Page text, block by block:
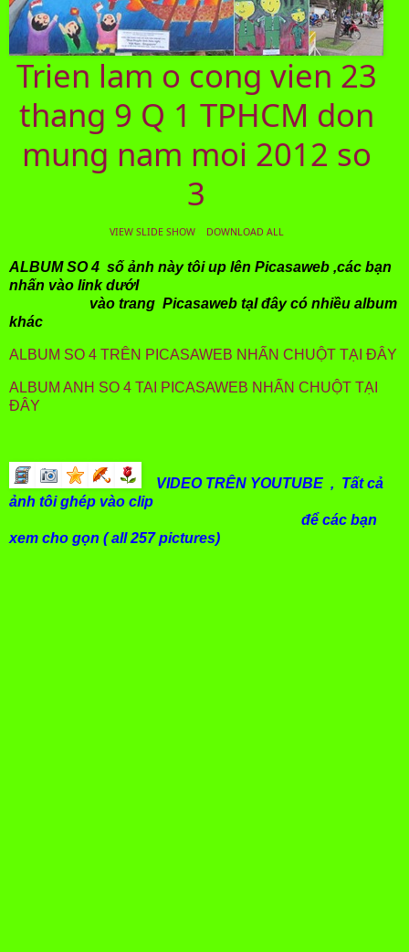
Trien lam o cong vien 23
thang 9 Q 1 TPHCM don
mung nam moi 2012 so
3
VIEW SLIDE SHOW DOWNLOAD ALL
ALBUM SO 4 số ảnh này tôi up lên Picasaweb ,các bạn
nhấn vào link dướI
vào trang Picasaweb tạI đây có nhiều album
khác
ALBUM SO 4 TRÊN PICASAWEB NHẤN CHUỘT TẠI ĐÂY
ALBUM ANH SO 4 TAI PICASAWEB NHẤN CHUỘT TẠI
ĐÂY
VIDEO TRÊN YOUTUBE , Tất cả
ảnh tôi ghép vào clip
để các bạn
xem cho gọn ( all 257 pictures)